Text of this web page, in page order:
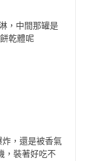
，中間那罐是
乾體呢
，還是被香氣
，裝著好吃不